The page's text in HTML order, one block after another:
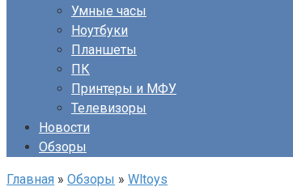
Умные часы
Ноутбуки
Планшеты
ПК
Принтеры и МФУ
Телевизоры
Новости
Обзоры
Главная » Обзоры » Wltoys